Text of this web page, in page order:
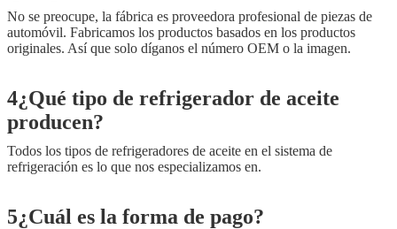
No se preocupe, la fábrica es proveedora profesional de piezas de
automóvil. Fabricamos los productos basados en los productos
originales. Así que solo díganos el número OEM o la imagen.
4¿Qué tipo de refrigerador de aceite
producen?
Todos los tipos de refrigeradores de aceite en el sistema de
refrigeración es lo que nos especializamos en.
5¿Cuál es la forma de pago?